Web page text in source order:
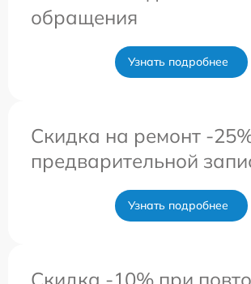
обращения
Узнать подробнее
Скидка на ремонт -
предварительной
Узнать подробнее
Скидка -10% при